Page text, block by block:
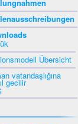
Übersicht
vatandaşlığına
gecilir